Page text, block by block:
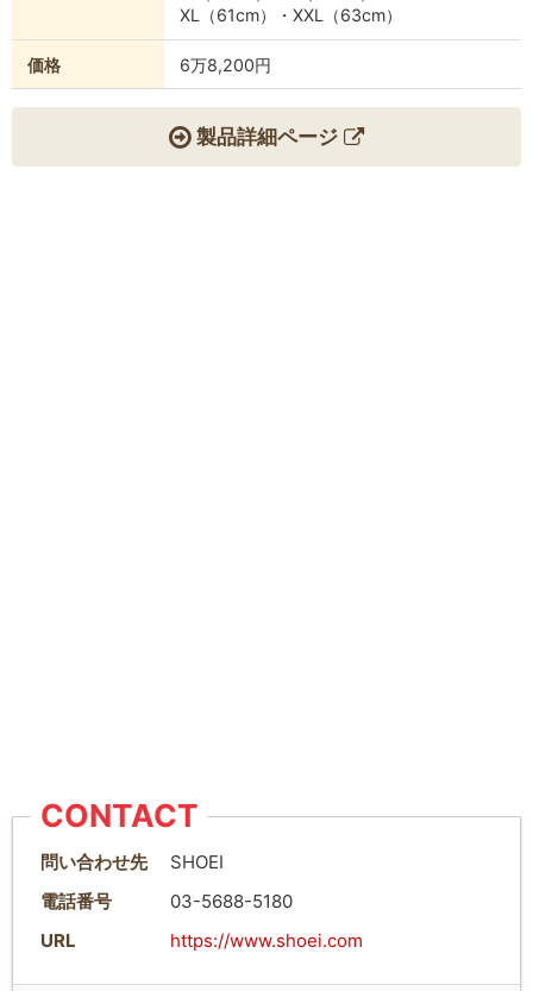
XL（61cm）・XXL（63cm）
価格 6万8,200円
製品詳細ページ
CONTACT
問い合わせ先
SHOEI
電話番号
03-5688-5180
URL
https://www.shoei.com